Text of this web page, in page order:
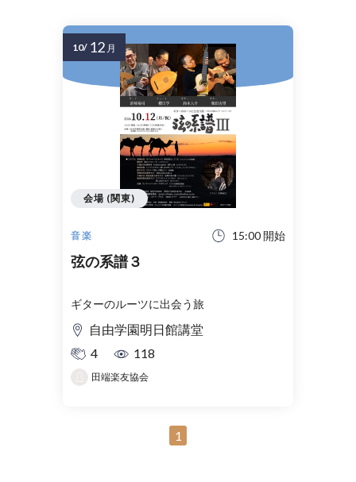
音楽 15:00 開始
弦の系譜３
ギターのルーツに出会う旅
自由学園明日館講堂
4
118
田端楽友協会
会場 (関東)
10/ 12 月
1